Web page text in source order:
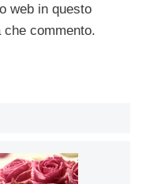
web in questo
commento.